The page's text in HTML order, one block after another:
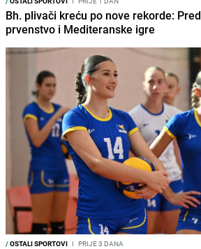
Bh. plivači kreću po nove rekorde:
prvenstvo i Mediteranske igre
/OSTALI SPORTOVI I PRIJE 3 DANA